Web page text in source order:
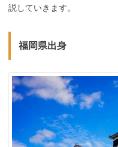
説していきます。
福岡県出身